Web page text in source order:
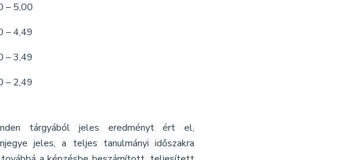
– 5,00
– 4,49
– 3,49
– 2,49
tárgyából jeles eredményt ért el,
jeles, a teljes tanulmányi időszakra